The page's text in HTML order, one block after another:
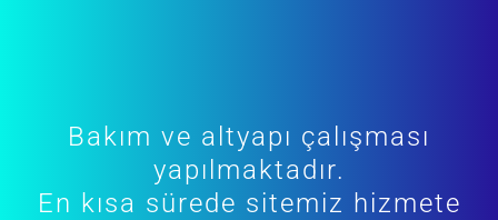
Bakım ve altyapı çalışması
yapılmaktadır.
En kısa sürede sitemiz hizmete